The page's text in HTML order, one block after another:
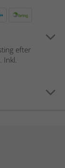
efter